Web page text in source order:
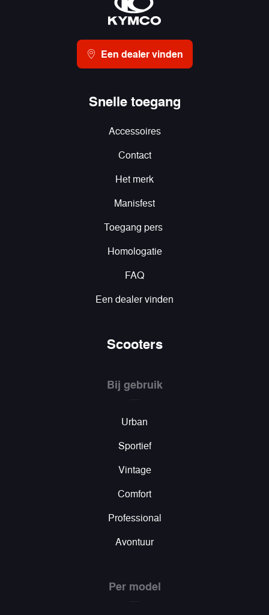
Een dealer vinden
Snelle toegang
Accessoires
Contact
Het merk
Manisfest
Toegang pers
Homologatie
FAQ
Een dealer vinden
Scooters
Bij gebruik
Urban
Sportief
Vintage
Comfort
Professional
Avontuur
Per model